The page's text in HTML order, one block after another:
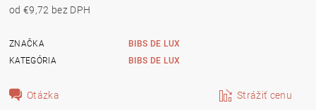
od €9,72 bez DPH
ZNAČKA
BIBS DE LUX
KATEGÓRIA
BIBS DE LUX
Otázka Strážiť cenu